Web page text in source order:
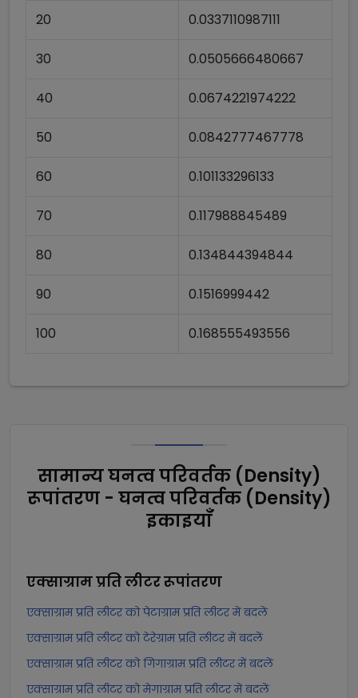
20 0.0337110987111
30 0.0505666480667
40 0.0674221974222
50 0.0842777467778
60 0.101133296133
70 0.117988845489
80 0.134844394844
90 0.1516999442
100 0.168555493556
सामान्य घनत्व परिवर्तक (Density)
रूपांतरण - घनत्व परिवर्तक (Density)
इकाइयाँ
एक्साग्राम प्रति लीटररूपांतरण
एक्साग्राम प्रति लीटर को पेटाग्राम प्रति लीटर में बदलें
एक्साग्राम प्रति लीटर को टेरेग्राम प्रति लीटर में बदलें
एक्साग्राम प्रति लीटर को गिगाग्राम प्रति लीटर में बदलें
एक्साग्राम प्रति लीटर को मेगाग्राम प्रति लीटर में बदलें